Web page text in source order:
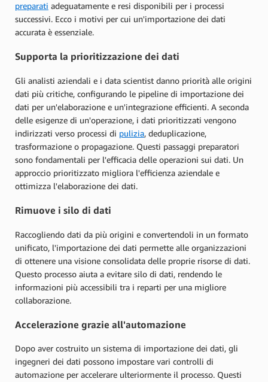
preparati adeguatamente e resi disponibili per i processi
successivi. Ecco i motivi per cui un'importazione dei dati
accurata è essenziale.
Supporta la prioritizzazione dei dati
Gli analisti aziendali e i data scientist danno priorità alle origini
dati più critiche, configurando le pipeline di importazione dei
dati per un'elaborazione e un'integrazione efficienti. A seconda
delle esigenze di un'operazione, i dati prioritizzati vengono
indirizzati verso processi di pulizia, deduplicazione,
trasformazione o propagazione. Questi passaggi preparatori
sono fondamentali per l'efficacia delle operazioni sui dati. Un
approccio prioritizzato migliora l'efficienza aziendale e
ottimizza l'elaborazione dei dati.
Rimuove i silo di dati
Raccogliendo dati da più origini e convertendoli in un formato
unificato, l'importazione dei dati permette alle organizzazioni
di ottenere una visione consolidata delle proprie risorse di dati.
Questo processo aiuta a evitare silo di dati, rendendo le
informazioni più accessibili tra i reparti per una migliore
collaborazione.
Accelerazione grazie all'automazione
Dopo aver costruito un sistema di importazione dei dati, gli
ingegneri dei dati possono impostare vari controlli di
automazione per accelerare ulteriormente il processo. Questi